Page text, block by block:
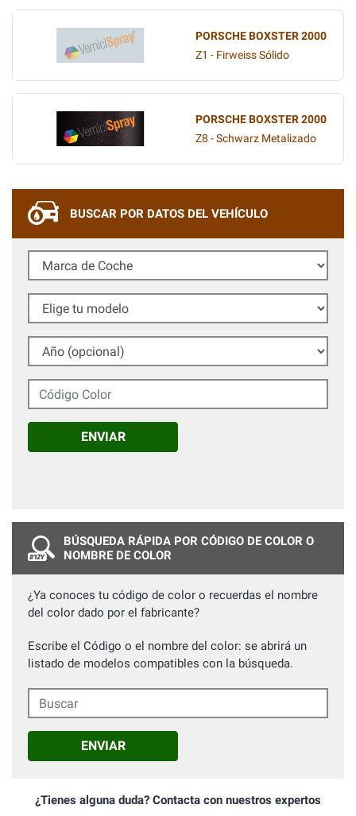
PORSCHE BOXSTER 2000
Z1 - Firweiss Sólido
PORSCHE BOXSTER 2000
Z8 - Schwarz Metalizado
BUSCAR POR DATOS DEL VEHÍCULO
Marca de Coche
Elige tu modelo
Año (opcional)
Código Color
ENVIAR
BÚSQUEDA RÁPIDA POR CÓDIGO DE COLOR O
NOMBRE DE COLOR
¿Ya conoces tu código de color o recuerdas el nombre
del color dado por el fabricante?
Escribe el Código o el nombre del color: se abrirá un
listado de modelos compatibles con la búsqueda.
Buscar
ENVIAR
¿Tienes alguna duda? Contacta con nuestros expertos